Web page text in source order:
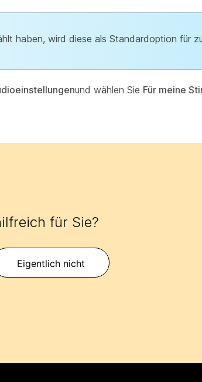
haben, wird diese als Standardoption für
und wählen Sie Für meine
für Sie?
Eigentlich nicht